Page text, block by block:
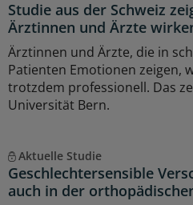
Studie aus der Schweiz
Ärztinnen und Ärzte
Ärztinnen und Ärzte, die in
Patienten Emotionen zeigen,
trotzdem professionell. Das
Universität Bern.
Aktuelle Studie
Geschlechtersensible
auch in der